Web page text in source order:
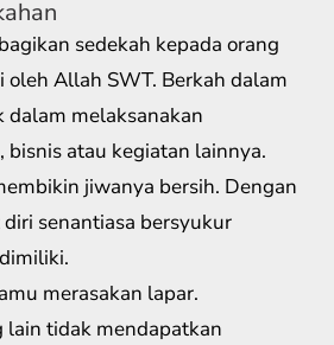
sedekah kepada orang
oleh Allah SWT. Berkah dalam
melaksanakan
bisnis atau kegiatan lainnya.
jiwanya bersih. Dengan
senantiasa bersyukur
merasakan lapar.
lain tidak mendapatkan